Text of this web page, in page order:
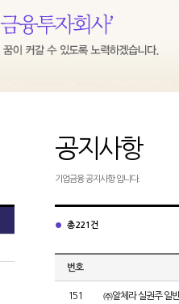
공지사항
기업금융 공지사항 입니다.
총 221건
번호
151 ㈜알체라 실권주 일